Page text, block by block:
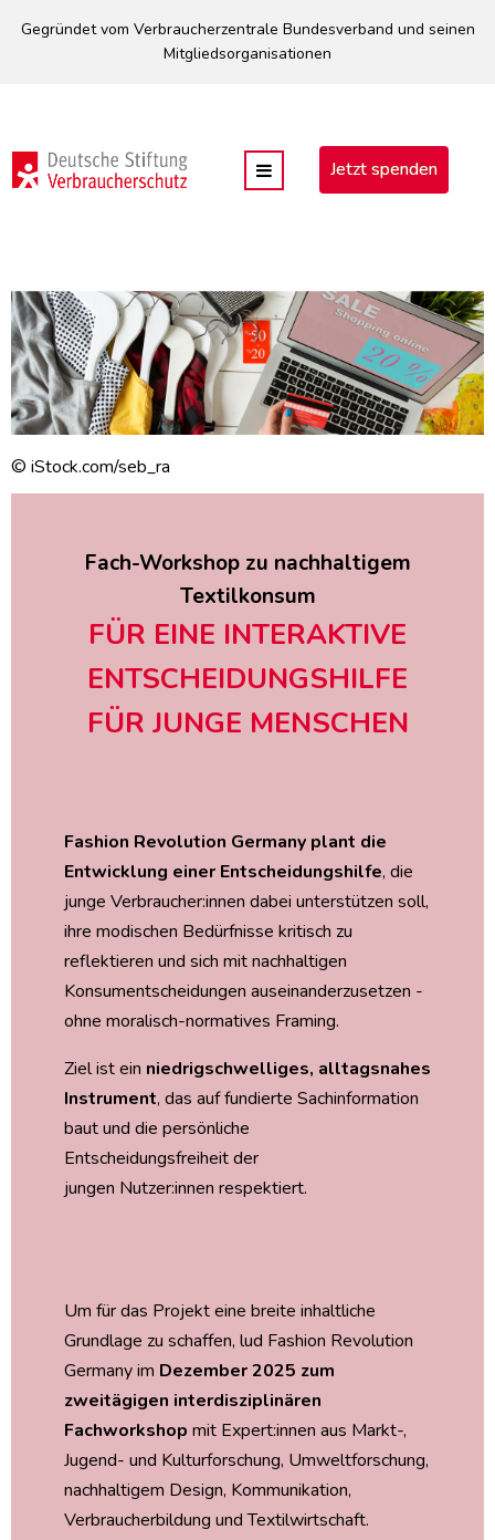
Gegründet vom Verbraucherzentrale Bundesverband und seinen
Mitgliedsorganisationen
Jetzt spenden
© iStock.com/seb_ra
Fach-Workshop zu nachhaltigem
Textilkonsum
FÜR EINE INTERAKTIVE
ENTSCHEIDUNGSHILFE
FÜR JUNGE MENSCHEN
Fashion Revolution Germany plant die
Entwicklung einer Entscheidungshilfe, die
junge Verbraucher:innen dabei unterstützen soll,
ihre modischen Bedürfnisse kritisch zu
reflektieren und sich mit nachhaltigen
Konsumentscheidungen auseinanderzusetzen -
ohne moralisch-normatives Framing.
Ziel ist ein niedrigschwelliges, alltagsnahes
Instrument, das auf fundierte Sachinformation
baut und die persönliche
Entscheidungsfreiheit der
jungen Nutzer:innen respektiert.
Um für das Projekt eine breite inhaltliche
Grundlage zu schaffen, lud Fashion Revolution
Germany im Dezember 2025 zum
zweitägigen interdisziplinären
Fachworkshop mit Expert:innen aus Markt-,
Jugend- und Kulturforschung, Umweltforschung,
nachhaltigem Design, Kommunikation,
Verbraucherbildung und Textilwirtschaft.